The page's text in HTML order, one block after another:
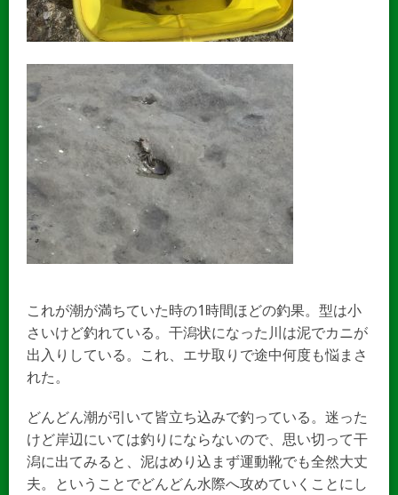
これが潮が満ちていた時の1時間ほどの釣果。型は小
さいけど釣れている。干潟状になった川は泥でカニが
出入りしている。これ、エサ取りで途中何度も悩まさ
れた。
どんどん潮が引いて皆立ち込みで釣っている。迷った
けど岸辺にいては釣りにならないので、思い切って干
潟に出てみると、泥はめり込まず運動靴でも全然大丈
夫。ということでどんどん水際へ攻めていくことにし